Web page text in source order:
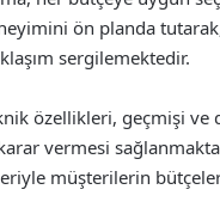
ön planda
sergilemektedir.
özellikleri, geçmişi ve
vermesi
müşterilerin